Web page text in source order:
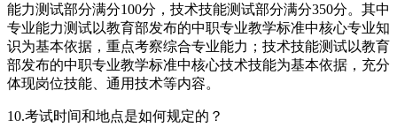
能力测试部分满分100分，技术技能测试部分满分350分。其中
专业能力测试以教育部发布的中职专业教学标准中核心专业知
识为基本依据，重点考察综合专业能力；技术技能测试以教育
部发布的中职专业教学标准中核心技术技能为基本依据，充分
体现岗位技能、通用技术等内容。
10.考试时间和地点是如何规定的？